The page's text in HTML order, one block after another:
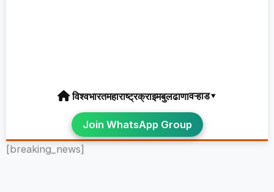
विश्वभारतमहाराष्ट्रक्राइमबुलढाणावऱ्हाड▾
Join WhatsApp Group
[breaking_news]